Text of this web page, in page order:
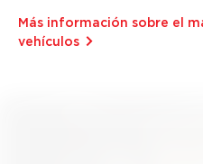
Más información sobre el
vehículos⁠